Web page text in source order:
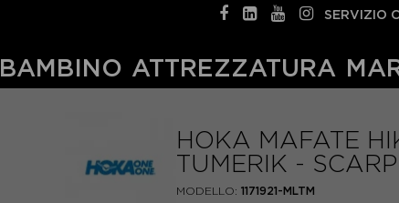
SERVIZIO
BAMBINO ATTREZZATURA
HOKA MAFATE
TUMERIK -
MODELLO: 1171921-MLTM